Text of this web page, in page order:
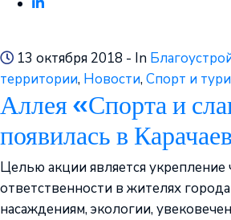
13 октября 2018 - In
территории‚ Новости‚Спорт и
Аллея «Спорта и
появилась в
Целью акции является
ответственности в жителях
насаждениям, экологии,